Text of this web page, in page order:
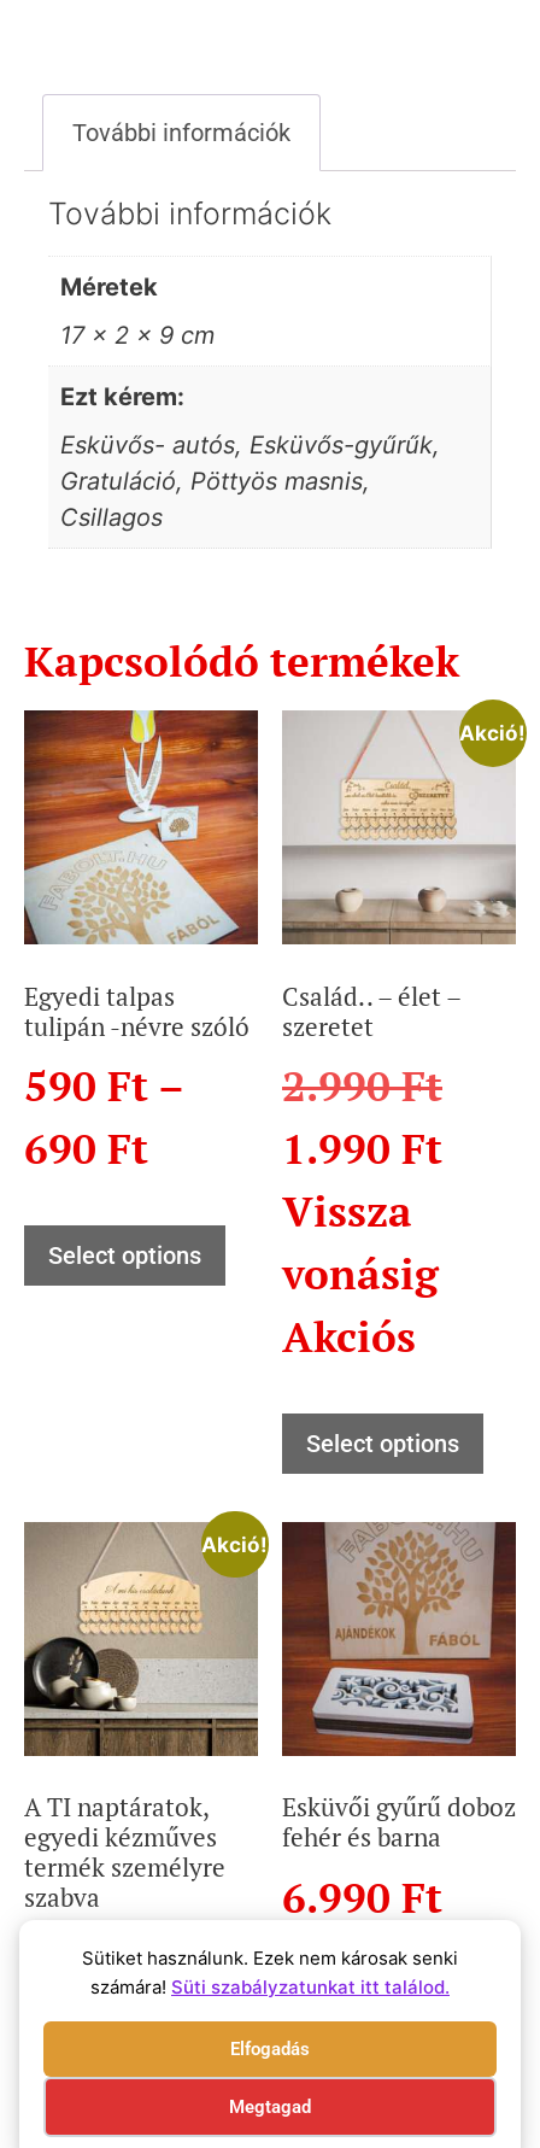
Sütiket használunk. Ezek nem károsak senki
számára! Süti szabályzatunkat itt találod.
Elfogadás
Megtagad
További információk
További információk
Méretek
17 × 2 × 9 cm
Ezt kérem:
Esküvős- autós, Esküvős-gyűrűk,
Gratuláció, Pöttyös masnis,
Csillagos
Kapcsolódó termékek
Egyedi talpas
tulipán -névre szóló
590 Ft –
690 Ft
Select options
Akció!
Család.. – élet –
szeretet
2.990Ft
1.990 Ft
Vissza
vonásig
Akciós
Select options
Akció!
A TI naptáratok,
egyedi kézműves
termék személyre
szabva
2.690Ft
1.990Ft
Select options
Esküvői gyűrű doboz
fehér és barna
6.990 Ft
Select options